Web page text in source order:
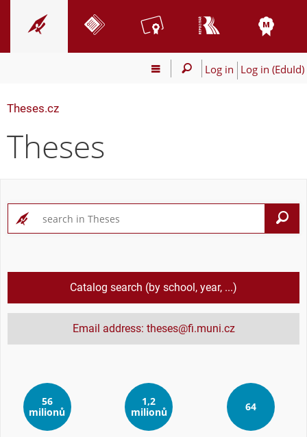
Log in Log in (EduId)
Theses.cz
Theses
Catalog search (by school, year, ...)
Email address: theses@fi.muni.cz
56
milionů
1,2
milionů
64